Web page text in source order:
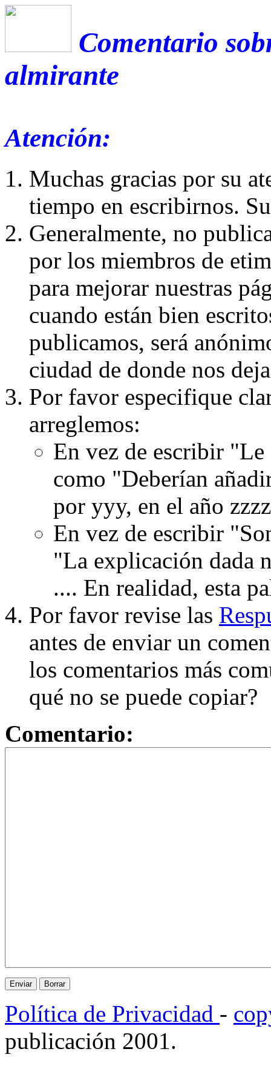
Comentario
almirante
Atención:
Muchas gracias por su
tiempo en escribirnos.
Generalmente, no
por los miembros de
para mejorar nuestras
cuando están bien
publicamos, será
ciudad de donde nos
Por favor especifique
arreglemos:
En vez de escribir
como "Deberían
por yyy, en el año
En vez de escribir
"La explicación dada
.... En realidad, esta
Por favor revise las
antes de enviar un
los comentarios más
qué no se puede copiar?
Comentario:
Política de Privacidad -
publicación 2001.